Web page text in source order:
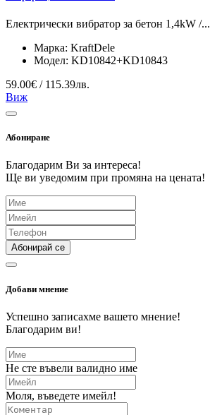
Електрически вибратор за бетон 1,4kW /...
Марка: KraftDele
Модел: KD10842+KD10843
59.00€ / 115.39лв.
Виж
Абониране
Благодарим Ви за интереса!
Ще ви уведомим при промяна на цената!
Абонирай се
Добави мнение
Успешно записахме вашето мнение!
Благодарим ви!
Не сте въвели валидно име
Моля, въведете имейл!